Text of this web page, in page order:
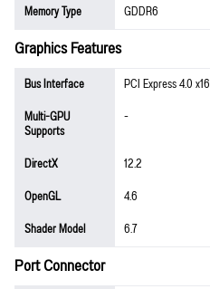
Memory Type
GDDR6
Graphics Features
Bus Interface
PCI Express 4.0 x16
Multi-GPU
Supports
-
DirectX
12.2
OpenGL
4.6
Shader Model
6.7
Port Connector